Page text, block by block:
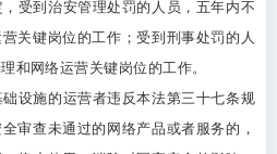
受到治安管理处罚的人员，五年内不
关键岗位的工作；受到刑事处罚的人
和网络运营关键岗位的工作。
设施的运营者违反本法第三十七条规
审查未通过的网络产品或者服务的，